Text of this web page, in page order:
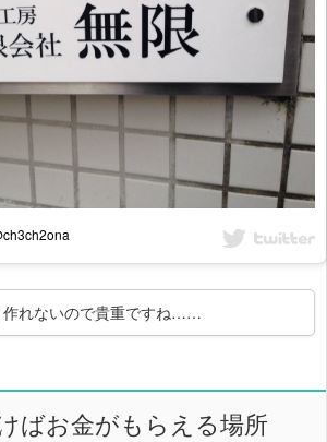
作れないので貴重ですね……
ばお金がもらえる場所